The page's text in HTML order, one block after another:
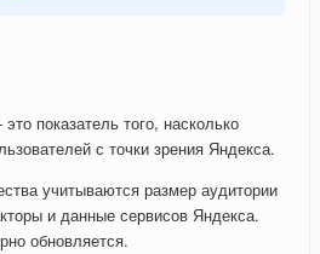
показатель того, насколько
с точки зрения Яндекса.
учитываются размер аудитории
и данные сервисов Яндекса.
обновляется.